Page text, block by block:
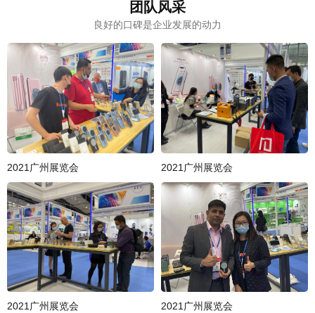
团队风采
良好的口碑是企业发展的动力
2021广州展览会 2021广州展览会
2021广州展览会 2021广州展览会